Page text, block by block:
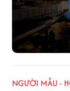
NGƯỜI MẪU -